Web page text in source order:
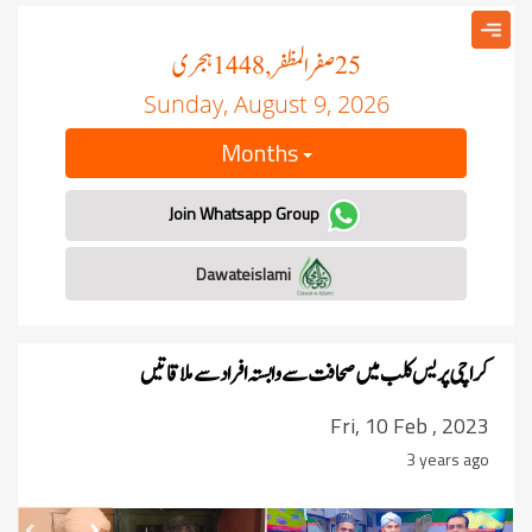
25صفر المظفر, 1448 ہجری
Sunday, August 9, 2026
Months
Join Whatsapp Group
کراچی پریس کلب میں صحافت سے وابستہ افراد سے ملاقاتیں
Fri, 10 Feb , 2023
3 years ago
Next